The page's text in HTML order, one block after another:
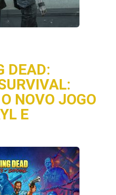
DEAD:
NOVO JOGO
E